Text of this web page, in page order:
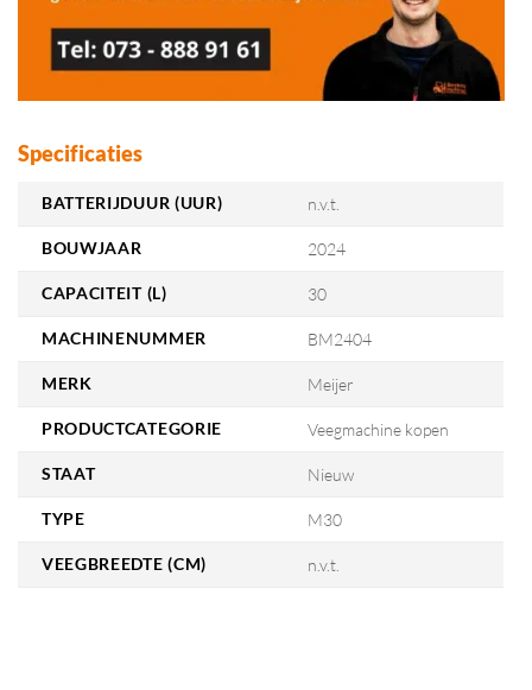
Specificaties
BATTERIJDUUR (UUR) n.v.t.
BOUWJAAR 2024
CAPACITEIT (L) 30
MACHINENUMMER BM2404
MERK Meijer
PRODUCTCATEGORIE Veegmachine kopen
STAAT Nieuw
TYPE M30
VEEGBREEDTE (CM) n.v.t.